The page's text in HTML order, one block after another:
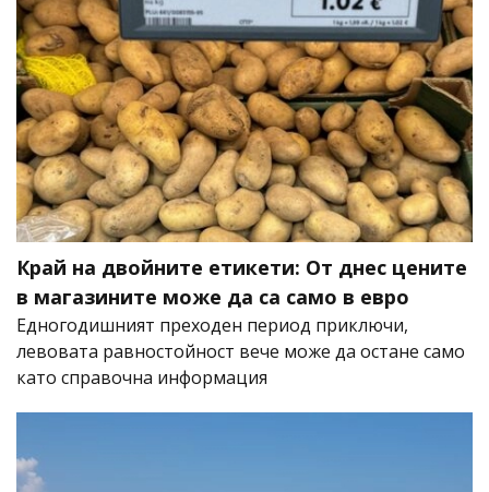
Край на двойните етикети: От днес цените
в магазините може да са само в евро
Едногодишният преходен период приключи,
левовата равностойност вече може да остане само
като справочна информация